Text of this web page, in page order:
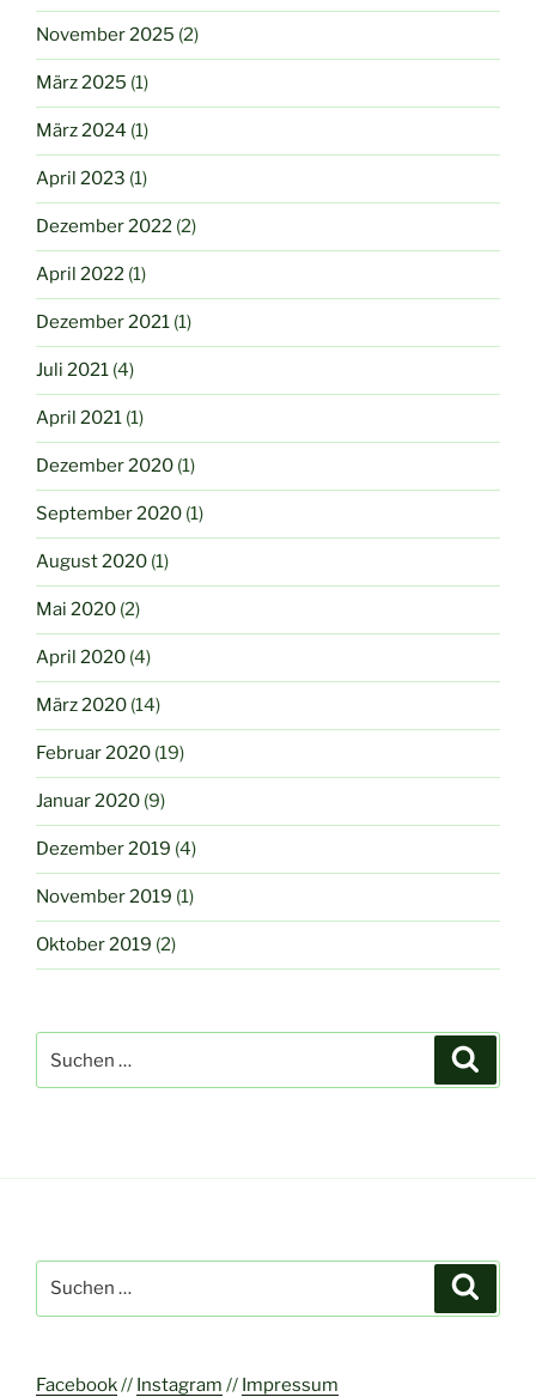
November 2025 (2)
März 2025 (1)
März 2024 (1)
April 2023 (1)
Dezember 2022 (2)
April 2022 (1)
Dezember 2021 (1)
Juli 2021 (4)
April 2021 (1)
Dezember 2020 (1)
September 2020 (1)
August 2020 (1)
Mai 2020 (2)
April 2020 (4)
März 2020 (14)
Februar 2020 (19)
Januar 2020 (9)
Dezember 2019 (4)
November 2019 (1)
Oktober 2019 (2)
nach:
nach:
Facebook// Instagram // Impressum